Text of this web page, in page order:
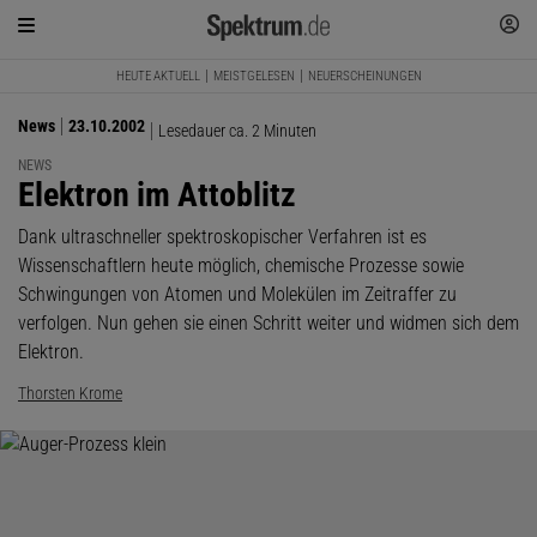
HEUTE AKTUELL MEISTGELESEN NEUERSCHEINUNGEN
News 23.10.2002 Lesedauer ca. 2 Minuten
NEWS
:
Elektron im Attoblitz
Dank ultraschneller spektroskopischer Verfahren ist es
Wissenschaftlern heute möglich, chemische Prozesse sowie
Schwingungen von Atomen und Molekülen im Zeitraffer zu
verfolgen. Nun gehen sie einen Schritt weiter und widmen sich dem
Elektron.
Thorsten Krome